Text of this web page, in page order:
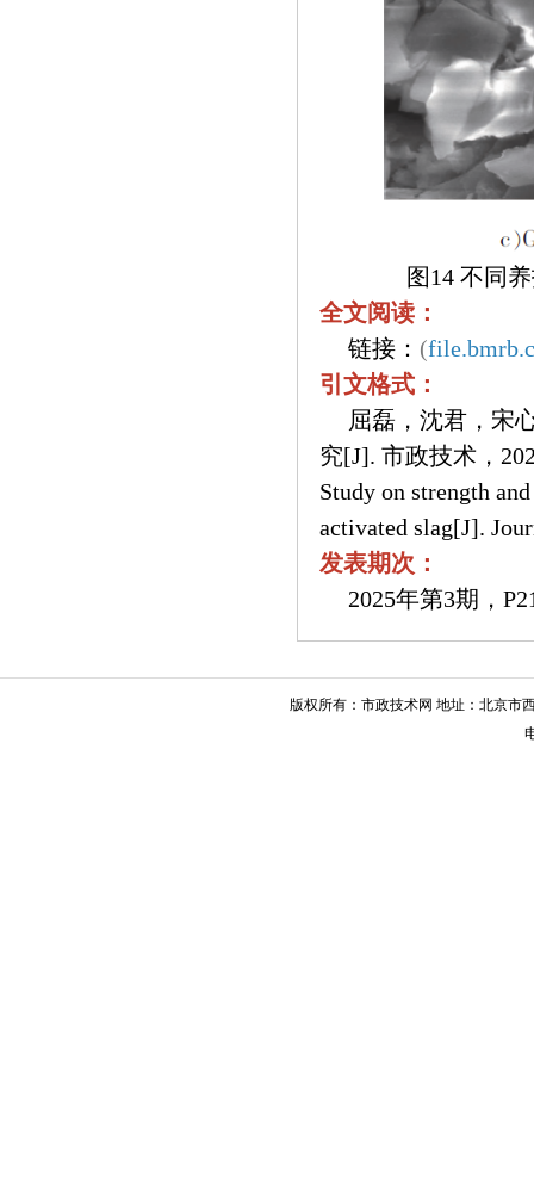
图14 不同
全文阅读：
链接： (
引文格式：
屈磊，沈君，宋
究[J]. 市政技术，
Study on strength
activated slag[J].
发表期次：
2025年第3期，
版权所有：市政技术网 地址：北京市